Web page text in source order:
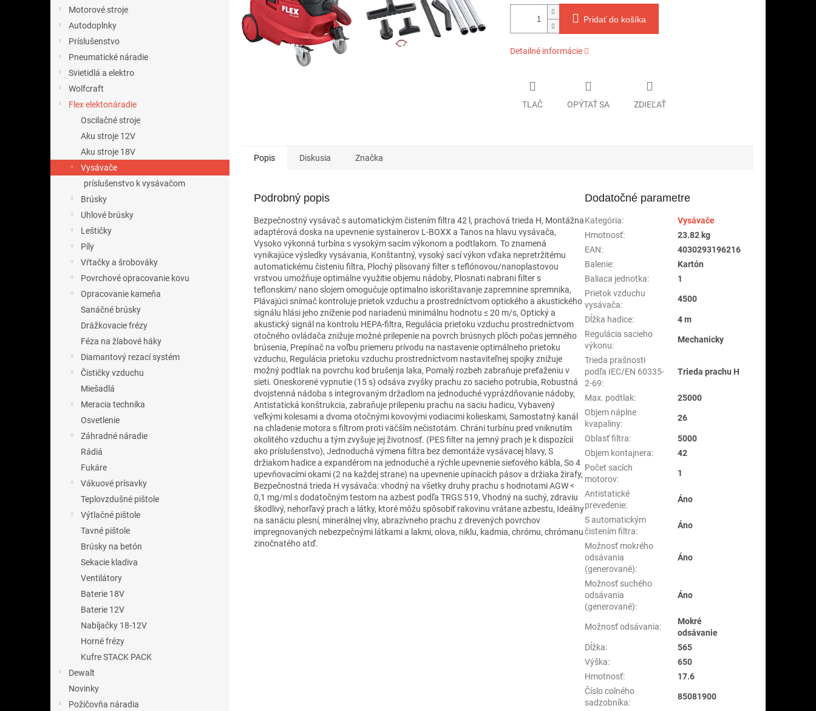
Motorové stroje
Autodoplnky
Príslušenstvo
Pneumatické náradie
Svietidlá a elektro
Wolfcraft
Flex elektonáradie
Oscilačné stroje
Aku stroje 12V
Aku stroje 18V
Vysávače
príslušenstvo k vysávačom
Brúsky
Uhlové brúsky
Leštičky
Píly
Vŕtačky a šrobováky
Povrchové opracovanie kovu
Opracovanie kameňa
Sanáčné brúsky
Drážkovacie frézy
Féza na žlabové háky
Diamantový rezací systém
Čističky vzduchu
Miešadlá
Meracia technika
Osvetlenie
Záhradné náradie
Rádiá
Fukáre
Vákuové prísavky
Teplovzdušné pištole
Výtlačné pištole
Tavné pištole
Brúsky na betón
Sekacie kladiva
Ventilátory
Baterie 18V
Baterie 12V
Nabíjačky 18-12V
Horné frézy
Kufre STACK PACK
Dewalt
Novinky
Požičovňa náradia
Pridať do košíka
Detailné informácie
TLAČ OPÝTAŤ SA ZDIEĽAŤ
Popis Diskusia Značka
Podrobný popis
Bezpečnostný vysávač s automatickým čistením filtra 42 l, prachová trieda H, Montážna
adaptérová doska na upevnenie systainerov L-BOXX a Tanos na hlavu vysávača,
Vysoko výkonná turbína s vysokým sacím výkonom a podtlakom. To znamená
vynikajúce výsledky vysávania, Konštantný, vysoký sací výkon vďaka nepretržitému
automatickému čisteniu filtra, Plochý plisovaný filter s teflónovou/nanoplastovou
vrstvou umožňuje optimálne využitie objemu nádoby, Plosnati nabrani filter s
teflonskim/ nano slojem omogućuje optimalno iskorištavanje zapremnine spremnika,
Plávajúci snímač kontroluje prietok vzduchu a prostredníctvom optického a akustického
signálu hlási jeho zníženie pod nariadenú minimálnu hodnotu ≤ 20 m/s, Optický a
akustický signál na kontrolu HEPA-filtra, Regulácia prietoku vzduchu prostredníctvom
otočného ovládača znižuje možné prilepenie na povrch brúsnych plôch počas jemného
brúsenia, Prepínač na voľbu priemeru prívodu na nastavenie optimálneho prietoku
vzduchu, Regulácia prietoku vzduchu prostredníctvom nastaviteľnej spojky znižuje
možný podtlak na povrchu kod brušenja laka, Pomalý rozbeh zabraňuje preťaženiu v
sieti. Oneskorené vypnutie (15 s) odsáva zvyšky prachu zo sacieho potrubia, Robustná
dvojstenná nádoba s integrovaným držadlom na jednoduché vyprázdňovanie nádoby,
Antistatická konštrukcia, zabraňuje prilepeniu prachu na saciu hadicu, Vybavený
veľkými kolesami a dvoma otočnými kovovými vodiacimi kolieskami, Samostatný kanál
na chladenie motora s filtrom proti väčším nečistotám. Chráni turbínu pred vniknutím
okolitého vzduchu a tým zvyšuje jej životnosť. (PES filter na jemný prach je k dispozícii
ako príslušenstvo), Jednoduchá výmena filtra bez demontáže vysávacej hlavy, S
držiakom hadice a expandérom na jednoduché a rýchle upevnenie sieťového kábla, So 4
upevňovacími okami (2 na každej strane) na upevnenie upínacích pásov a držiaka žirafy,
Bezpečnostná trieda H vysávača: vhodný na všetky druhy prachu s hodnotami AGW <
0,1 mg/ml s dodatočným testom na azbest podľa TRGS 519, Vhodný na suchý, zdraviu
škodlivý, nehorľavý prach a látky, ktoré môžu spôsobiť rakovinu vrátane azbestu, Ideálny
na sanáciu plesní, minerálnej vlny, abrazívneho prachu z drevených povrchov
impregnovaných nebezpečnými látkami a lakmi, olova, niklu, kadmia, chrómu, chrómanu
zinočnatého atď.
Dodatočné parametre
Kategória:
Vysávače
Hmotnosť:
23.82 kg
EAN:
4030293196216
Balenie:
Kartón
Baliaca jednotka:
1
Prietok vzduchu
vysávača:
4500
Dĺžka hadice:
4 m
Regulácia sacieho
výkonu:
Mechanicky
Trieda prašnosti
podľa IEC/EN 60335-
2-69:
Trieda prachu H
Max. podtlak:
25000
Objem náplne
kvapaliny:
26
Oblasť filtra:
5000
Objem kontajnera:
42
Počet sacích
motorov:
1
Antistatické
prevedenie:
Áno
S automatickým
čistením filtra:
Áno
Možnosť mokrého
odsávania
(generované):
Áno
Možnosť suchého
odsávania
(generované):
Áno
Možnosť odsávania:
Mokré
odsávanie
Dĺžka:
565
Výška:
650
Hmotnosť:
17.6
Číslo colného
sadzobníka:
85081900